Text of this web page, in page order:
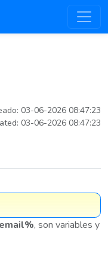
03-06-2026 08:47:23
03-06-2026 08:47:23
, son variables y